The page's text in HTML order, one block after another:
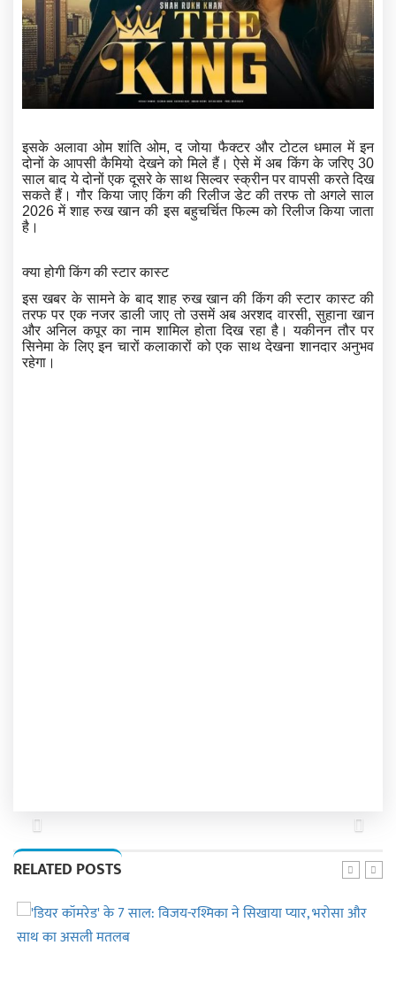
इसके अलावा ओम शांति ओम, द जोया फैक्टर और टोटल धमाल में इन
दोनों के आपसी कैमियो देखने को मिले हैं। ऐसे में अब किंग के जरिए 30
साल बाद ये दोनों एक दूसरे के साथ सिल्वर स्क्रीन पर वापसी करते दिख
सकते हैं। गौर किया जाए किंग की रिलीज डेट की तरफ तो अगले साल
2026 में शाह रुख खान की इस बहुचर्चित फिल्म को रिलीज किया जाता
है।
क्या होगी किंग की स्टार कास्ट
इस खबर के सामने के बाद शाह रुख खान की किंग की स्टार कास्ट की
तरफ पर एक नजर डाली जाए तो उसमें अब अरशद वारसी, सुहाना खान
और अनिल कपूर का नाम शामिल होता दिख रहा है। यकीनन तौर पर
सिनेमा के लिए इन चारों कलाकारों को एक साथ देखना शानदार अनुभव
रहेगा।
Previous Next
RELATED POSTS